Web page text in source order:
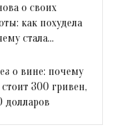
о своих
как похудела
стала
о вине: почему
300 гривен,
долларов